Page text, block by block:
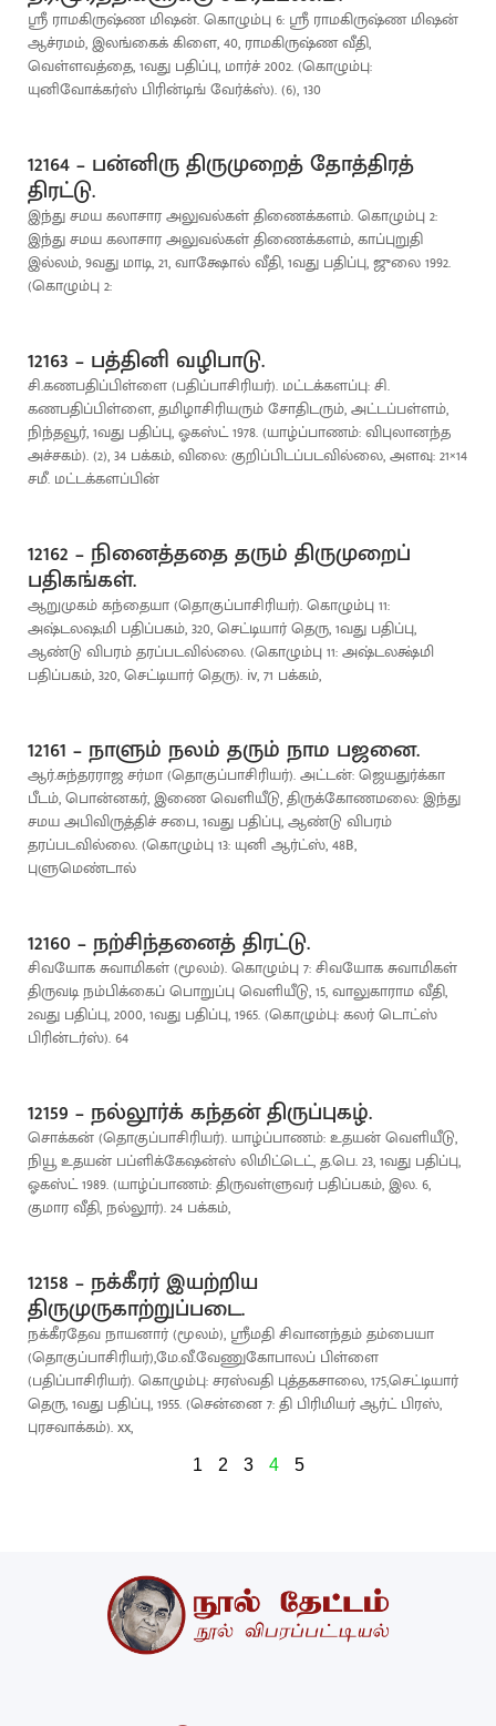
ஸ்ரீ ராமகிருஷ்ண மிஷன். கொழும்பு 6: ஸ்ரீ ராமகிருஷ்ண மிஷன்
ஆச்ரமம், இலங்கைக் கிளை, 40, ராமகிருஷ்ண வீதி,
வெள்ளவத்தை, 1வது பதிப்பு, மார்ச் 2002. (கொழும்பு:
யுனிவோக்கர்ஸ் பிரின்டிங் வேர்க்ஸ்). (6), 130
12164 – பன்னிரு திருமுறைத் தோத்திரத்
திரட்டு.
இந்து சமய கலாசார அலுவல்கள் திணைக்களம். கொழும்பு 2:
இந்து சமய கலாசார அலுவல்கள் திணைக்களம், காப்புறுதி
இல்லம், 9வது மாடி, 21, வாக்ஷோல் வீதி, 1வது பதிப்பு, ஜுலை 1992.
(கொழும்பு 2:
12163 – பத்தினி வழிபாடு.
சி.கணபதிப்பிள்ளை (பதிப்பாசிரியர்). மட்டக்களப்பு: சி.
கணபதிப்பிள்ளை, தமிழாசிரியரும் சோதிடரும், அட்டப்பள்ளம்,
நிந்தவூர், 1வது பதிப்பு, ஓகஸ்ட் 1978. (யாழ்ப்பாணம்: விபுலானந்த
அச்சகம்). (2), 34 பக்கம், விலை: குறிப்பிடப்படவில்லை, அளவு: 21×14
சமீ. மட்டக்களப்பின்
12162 – நினைத்ததை தரும் திருமுறைப்
பதிகங்கள்.
ஆறுமுகம் கந்தையா (தொகுப்பாசிரியர்). கொழும்பு 11:
அஷ்டலஷ;மி பதிப்பகம், 320, செட்டியார் தெரு, 1வது பதிப்பு,
ஆண்டு விபரம் தரப்படவில்லை. (கொழும்பு 11: அஷ்டலக்ஷ்மி
பதிப்பகம், 320, செட்டியார் தெரு). iv, 71 பக்கம்,
12161 – நாளும் நலம் தரும் நாம பஜனை.
ஆர்.சுந்தரராஜ சர்மா (தொகுப்பாசிரியர்). அட்டன்: ஜெயதுர்க்கா
பீடம், பொன்னகர், இணை வெளியீடு, திருக்கோணமலை: இந்து
சமய அபிவிருத்திச் சபை, 1வது பதிப்பு, ஆண்டு விபரம்
தரப்படவில்லை. (கொழும்பு 13: யுனி ஆர்ட்ஸ், 48B,
புளுமெண்டால்
12160 – நற்சிந்தனைத் திரட்டு.
சிவயோக சுவாமிகள் (மூலம்). கொழும்பு 7: சிவயோக சுவாமிகள்
திருவடி நம்பிக்கைப் பொறுப்பு வெளியீடு, 15, வாலுகாராம வீதி,
2வது பதிப்பு, 2000, 1வது பதிப்பு, 1965. (கொழும்பு: கலர் டொட்ஸ்
பிரின்டர்ஸ்). 64
12159 – நல்லூர்க் கந்தன் திருப்புகழ்.
சொக்கன் (தொகுப்பாசிரியர்). யாழ்ப்பாணம்: உதயன் வெளியீடு,
நியூ உதயன் பப்ளிக்கேஷன்ஸ் லிமிட்டெட், த.பெ. 23, 1வது பதிப்பு,
ஓகஸ்ட் 1989. (யாழ்ப்பாணம்: திருவள்ளுவர் பதிப்பகம், இல. 6,
குமார வீதி, நல்லூர்). 24 பக்கம்,
12158 – நக்கீரர் இயற்றிய
திருமுருகாற்றுப்படை.
நக்கீரதேவ நாயனார் (மூலம்), ஸ்ரீமதி சிவானந்தம் தம்பையா
(தொகுப்பாசிரியர்),மே.வீ.வேணுகோபாலப் பிள்ளை
(பதிப்பாசிரியர்). கொழும்பு: சரஸ்வதி புத்தகசாலை, 175,செட்டியார்
தெரு, 1வது பதிப்பு, 1955. (சென்னை 7: தி பிரிமியர் ஆர்ட் பிரஸ்,
புரசவாக்கம்). xx,
1 2 3 4 5